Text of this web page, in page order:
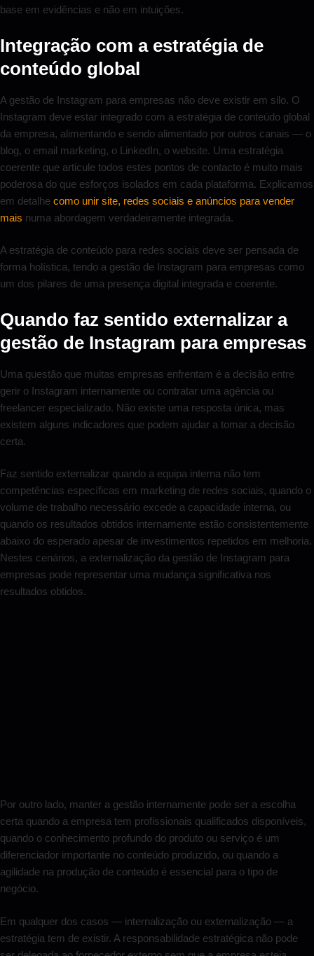
base em evidências e não em intuições.
Integração com a estratégia de
conteúdo global
A gestão de Instagram para empresas não deve existir em silo. O
Instagram deve estar integrado com a estratégia de conteúdo global
da empresa, alimentando e sendo alimentado por outros canais — o
blog, o email marketing, o LinkedIn, o website. Uma estratégia
coerente que articule todos estes pontos de contacto é muito mais
poderosa do que esforços isolados em cada plataforma. Explicamos
em detalhe como unir site, redes sociais e anúncios para vender
mais numa abordagem verdadeiramente integrada.
A estratégia de conteúdo para redes sociais deve ser pensada de
forma holística, tendo a gestão de Instagram para empresas como
um dos pilares de uma presença digital integrada e coerente.
Quando faz sentido externalizar a
gestão de Instagram para empresas
Uma questão que muitas empresas enfrentam é a decisão entre
gerir o Instagram internamente ou contratar uma agência ou
freelancer especializado. Não existe uma resposta única, mas
existem alguns indicadores que podem ajudar a tomar a decisão
certa.
Faz sentido externalizar quando a equipa interna não tem
competências específicas em marketing de redes sociais, quando o
volume de trabalho necessário excede a capacidade interna, ou
quando os resultados obtidos internamente estão consistentemente
abaixo do esperado apesar de investimentos repetidos em melhoria.
Nestes cenários, a externalização da gestão de Instagram para
empresas pode representar uma mudança significativa nos
resultados obtidos.
Por outro lado, manter a gestão internamente pode ser a escolha
certa quando a empresa tem profissionais qualificados disponíveis,
quando o conhecimento profundo do produto ou serviço é um
diferenciador importante no conteúdo produzido, ou quando a
agilidade na produção de conteúdo é essencial para o tipo de
negócio.
Em qualquer dos casos — internalização ou externalização — a
estratégia tem de existir. A responsabilidade estratégica não pode